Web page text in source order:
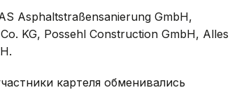
Asphaltstraßensanierung GmbH,
KG, Possehl Construction GmbH, Alles
картеля обменивались